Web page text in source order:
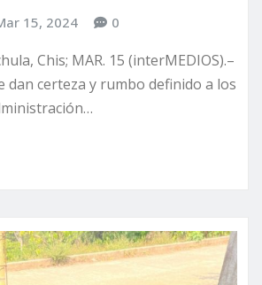
15, 2024 0
Chis; MAR. 15 (interMEDIOS).–
dan certeza y rumbo definido a los